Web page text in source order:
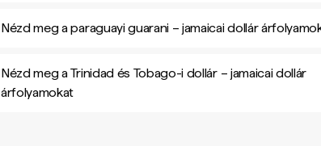
Nézd meg a paraguayi guarani – jamaicai dollár
Nézd meg a Trinidad és Tobago-i dollár – jamaicai dollár
árfolyamokat